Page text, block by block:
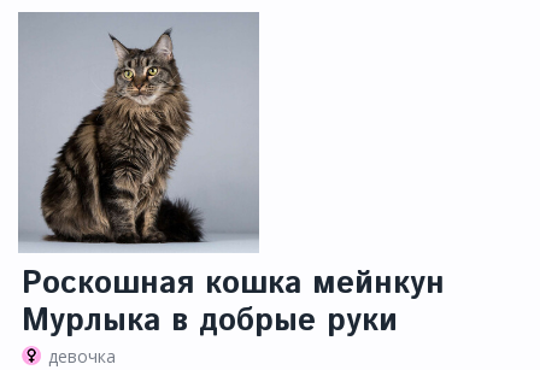
Роскошная кошка мейнкун
Мурлыка в добрые руки
девочка